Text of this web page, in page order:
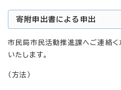
寄附申出書による申出
市民局市民活動推進課へご連絡く
いたします。
（方法）